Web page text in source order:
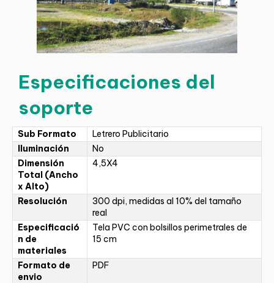
Especificaciones del
soporte
Sub Formato
Letrero Publicitario
Iluminación
No
Dimensión
Total (Ancho
x Alto)
4,5X4
Resolución
300 dpi, medidas al 10% del tamaño
real
Especificació
n de
materiales
Tela PVC con bolsillos perimetrales de
15 cm
Formato de
envio
PDF